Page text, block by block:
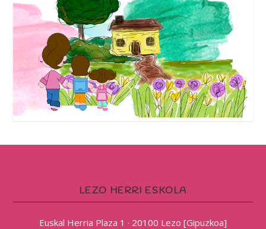
LEZO HERRI ESKOLA
Euskal Herria Plaza 1 · 20100 Lezo [Gipuzkoa]